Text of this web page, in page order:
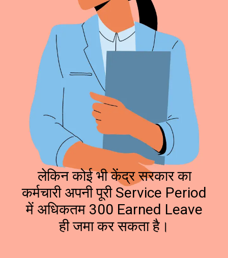
लेकिन कोई भी केंद्र सरकार का
कर्मचारी अपनी पूरी Service Period
में अधिकतम 300 Earned Leave
ही जमा कर सकता है।